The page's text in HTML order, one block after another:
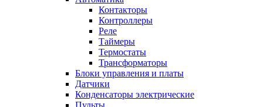
Контакторы
Контроллеры
Реле
Таймеры
Термостаты
Трансформаторы
Блоки управления и платы
Датчики
Конденсаторы электрические
Пульты